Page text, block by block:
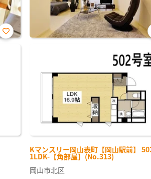
お気
Kマンスリー岡山表町【岡山駅前】
1LDK-【角部屋】(No.313)
岡山市北区